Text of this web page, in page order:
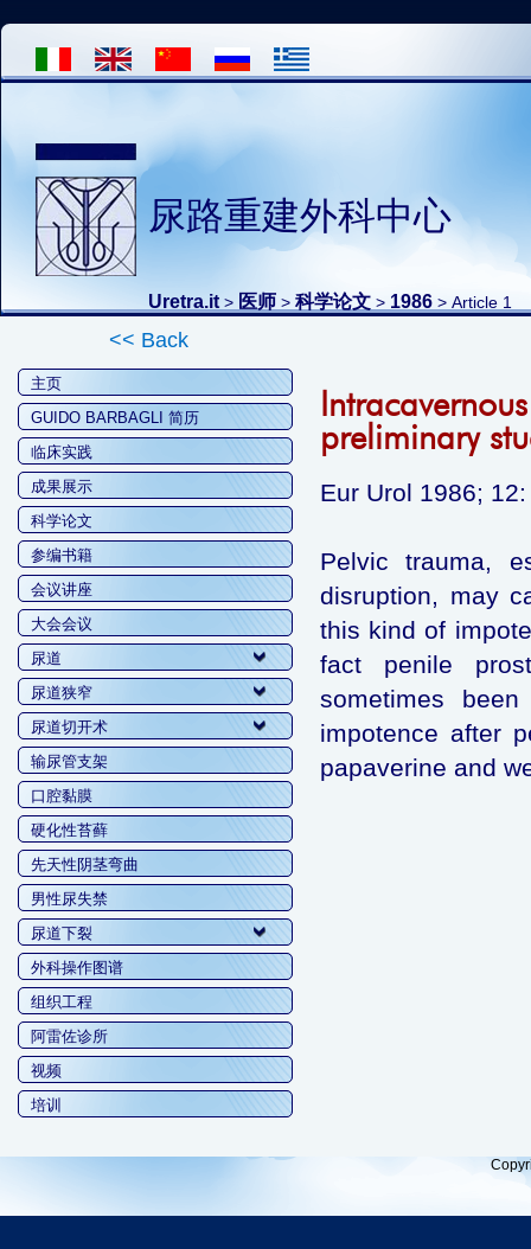
尿路重建外科中心
Uretra.it > 医师 > 科学论文 > 1986 > Article 1
<< Back
主页
GUIDO BARBAGLI 简历
临床实践
成果展示
科学论文
参编书籍
会议讲座
大会会议
尿道
尿道狭窄
尿道切开术
输尿管支架
口腔黏膜
硬化性苔藓
先天性阴茎弯曲
男性尿失禁
尿道下裂
外科操作图谱
组织工程
阿雷佐诊所
视频
培训
preliminary
Eur Urol 1986;
Pelvic trauma,
disruption, may
this kind of
fact penile
sometimes
impotence after
papaverine and